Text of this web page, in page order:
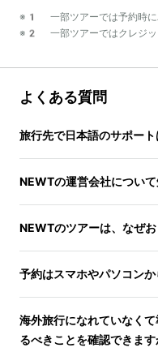
※1 一部ツアーでは予約時に
※2 一部ツアーではクレジッ
よくある質問
旅行先で日本語のサポート
NEWTの運営会社につい
NEWTのツアーは、なぜ
予約はスマホやパソコンか
海外旅行になれていなく
るべきことを確認できます